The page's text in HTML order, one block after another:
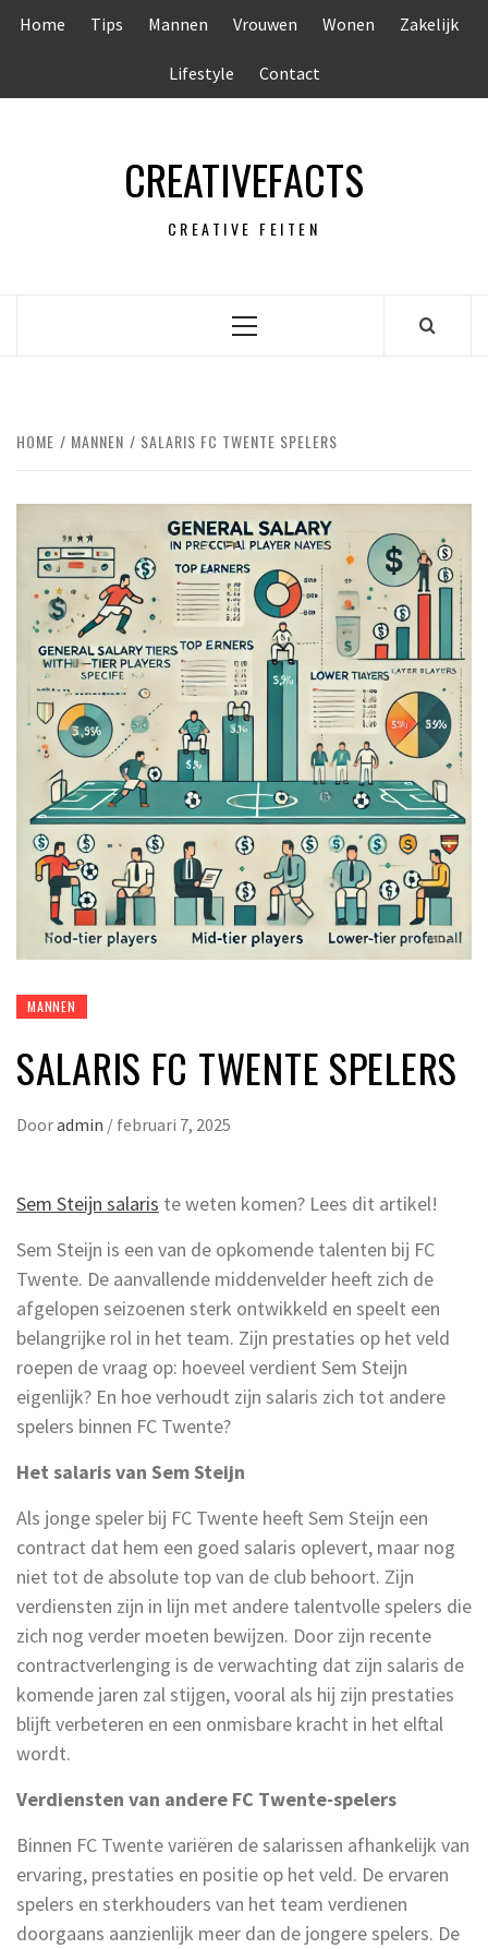
Home Tips Mannen Vrouwen Wonen Zakelijk
Lifestyle Contact
CREATIVEFACTS
CREATIVE FEITEN
Primair
HOME MANNEN SALARIS FC TWENTE SPELERS
MANNEN
SALARIS FC TWENTE SPELERS
Dooradmin / februari 7, 2025
Sem Steijn salaris te weten komen? Lees dit artikel!
Sem Steijn is een van de opkomende talenten bij FC
Twente. De aanvallende middenvelder heeft zich de
afgelopen seizoenen sterk ontwikkeld en speelt een
belangrijke rol in het team. Zijn prestaties op het veld
roepen de vraag op: hoeveel verdient Sem Steijn
eigenlijk? En hoe verhoudt zijn salaris zich tot andere
spelers binnen FC Twente?
Het salaris van Sem Steijn
Als jonge speler bij FC Twente heeft Sem Steijn een
contract dat hem een goed salaris oplevert, maar nog
niet tot de absolute top van de club behoort. Zijn
verdiensten zijn in lijn met andere talentvolle spelers die
zich nog verder moeten bewijzen. Door zijn recente
contractverlenging is de verwachting dat zijn salaris de
komende jaren zal stijgen, vooral als hij zijn prestaties
blijft verbeteren en een onmisbare kracht in het elftal
wordt.
Verdiensten van andere FC Twente-spelers
Binnen FC Twente variëren de salarissen afhankelijk van
ervaring, prestaties en positie op het veld. De ervaren
spelers en sterkhouders van het team verdienen
doorgaans aanzienlijk meer dan de jongere spelers. De